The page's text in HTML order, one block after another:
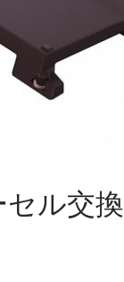
セル交換